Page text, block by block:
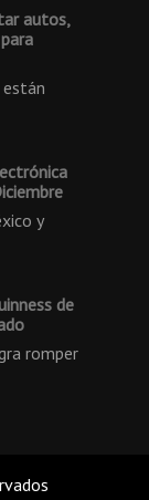
autos,
y
de
romper